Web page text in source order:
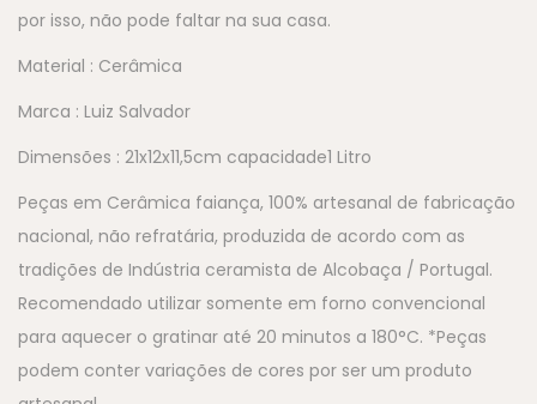
por isso, não pode faltar na sua casa.
Material : Cerâmica
Marca : Luiz Salvador
Dimensões : 21x12x11,5cm capacidade1 Litro
Peças em Cerâmica faiança, 100% artesanal de fabricação
nacional, não refratária, produzida de acordo com as
tradições de Indústria ceramista de Alcobaça / Portugal.
Recomendado utilizar somente em forno convencional
para aquecer o gratinar até 20 minutos a 180°C. *Peças
podem conter variações de cores por ser um produto